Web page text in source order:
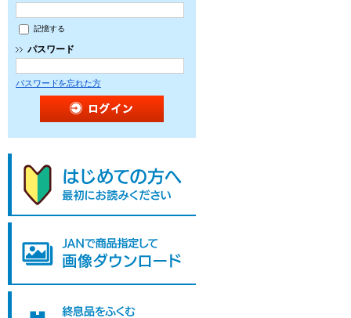
記憶する
パスワード
パスワードを忘れた方